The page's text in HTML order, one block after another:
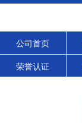
公司首页
荣誉认证